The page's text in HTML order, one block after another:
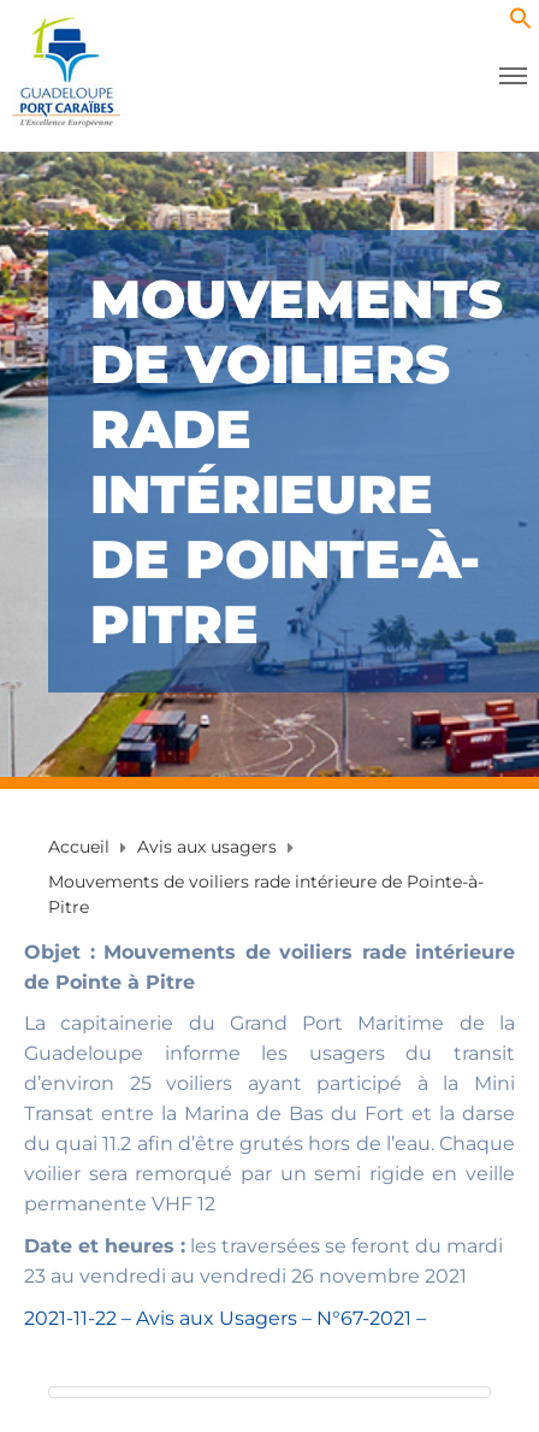
MOUVEMENTS
DE VOILIERS
RADE
INTÉRIEURE
DE POINTE-À-
PITRE
Accueil
Avis aux usagers
Mouvements de voiliers rade intérieure de Pointe-à-
Pitre
Objet : Mouvements de voiliers rade intérieure
de Pointe à Pitre
La capitainerie du Grand Port Maritime de la
Guadeloupe informe les usagers du transit
d’environ 25 voiliers ayant participé à la Mini
Transat entre la Marina de Bas du Fort et la darse
du quai 11.2 afin d’être grutés hors de l’eau. Chaque
voilier sera remorqué par un semi rigide en veille
permanente VHF 12
Date et heures : les traversées se feront du mardi
23 au vendredi au vendredi 26 novembre 2021
2021-11-22 – Avis aux Usagers – N°67-2021 –